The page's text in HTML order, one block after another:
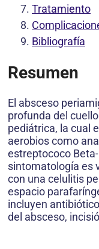
Tratamiento
Bibliografía
Resumen
El absceso
profunda del
pediátrica, la cual
aerobios como
estreptococo
sintomatología es
con una celulitis
espacio
incluyen
del absceso,